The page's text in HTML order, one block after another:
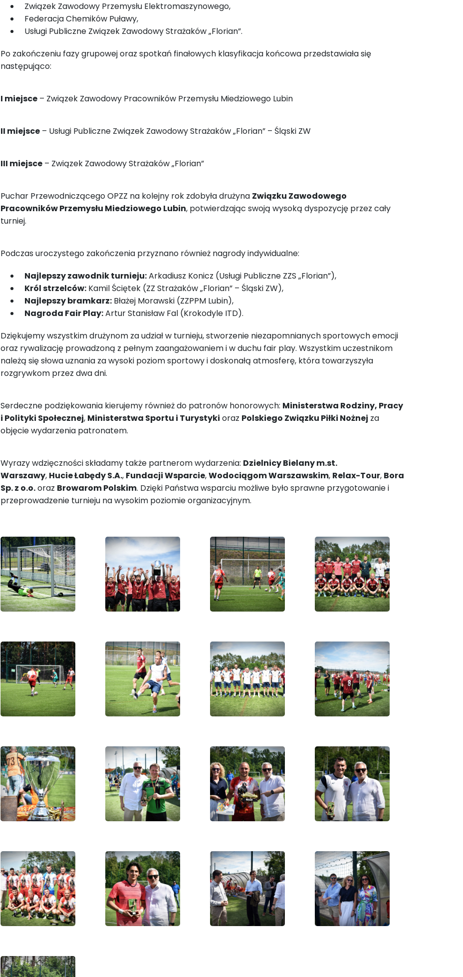
Związek Zawodowy Przemysłu Elektromaszynowego,
Federacja Chemików Puławy,
Usługi Publiczne Związek Zawodowy Strażaków „Florian”.
Po zakończeniu fazy grupowej oraz spotkań finałowych klasyfikacja końcowa przedstawiała się
następująco:
I miejsce – Związek Zawodowy Pracowników Przemysłu Miedziowego Lubin
II miejsce – Usługi Publiczne Związek Zawodowy Strażaków „Florian” – Śląski ZW
III miejsce – Związek Zawodowy Strażaków „Florian”
Puchar Przewodniczącego OPZZ na kolejny rok zdobyła drużyna Związku Zawodowego
Pracowników Przemysłu Miedziowego Lubin, potwierdzając swoją wysoką dyspozycję przez cały
turniej.
Podczas uroczystego zakończenia przyznano również nagrody indywidualne:
Najlepszy zawodnik turnieju:Arkadiusz Konicz (Usługi Publiczne ZZS „Florian”),
Król strzelców: Kamil Ściętek (ZZ Strażaków „Florian” – Śląski ZW),
Najlepszy bramkarz: Błażej Morawski (ZZPPM Lubin),
Nagroda Fair Play:Artur Stanisław Fal (Krokodyle ITD).
Dziękujemy wszystkim drużynom za udział w turnieju, stworzenie niezapomnianych sportowych emocji
oraz rywalizację prowadzoną z pełnym zaangażowaniem i w duchu fair play. Wszystkim uczestnikom
należą się słowa uznania za wysoki poziom sportowy i doskonałą atmosferę, która towarzyszyła
rozgrywkom przez dwa dni.
Serdeczne podziękowania kierujemy również do patronów honorowych: Ministerstwa Rodziny, Pracy
i Polityki Społecznej, Ministerstwa Sportu i Turystyki oraz Polskiego Związku Piłki Nożnej za
objęcie wydarzenia patronatem.
Wyrazy wdzięczności składamy także partnerom wydarzenia: Dzielnicy Bielany m.st.
Warszawy, Hucie Łabędy S.A., Fundacji Wsparcie,Wodociągom Warszawskim, Relax-Tour, Bora
Sp. z o.o.oraz Browarom Polskim. Dzięki Państwa wsparciu możliwe było sprawne przygotowanie i
przeprowadzenie turnieju na wysokim poziomie organizacyjnym.